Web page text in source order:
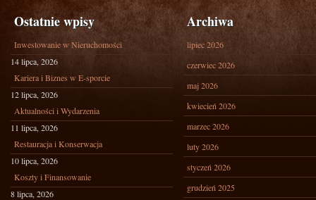
Ostatnie wpisy
Inwestowanie w Nieruchomości
14 lipca, 2026
Kariera i Biznes w E-sporcie
12 lipca, 2026
Aktualności i Wydarzenia
11 lipca, 2026
Restauracja i Konserwacja
10 lipca, 2026
Koszty i Finansowanie
8 lipca, 2026
Archiwa
lipiec 2026
czerwiec 2026
maj 2026
kwiecień 2026
marzec 2026
luty 2026
styczeń 2026
grudzień 2025